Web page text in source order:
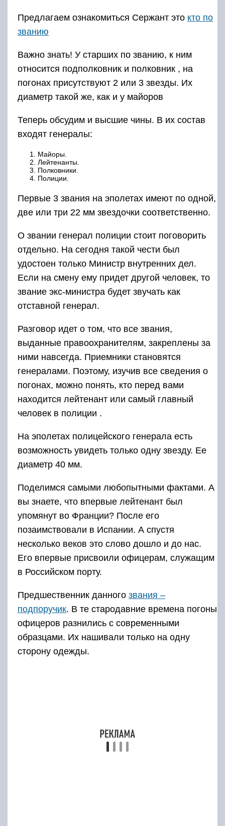
Предлагаем ознакомиться Сержант это кто по
званию
Важно знать! У старших по званию, к ним
относится подполковник и полковник , на
погонах присутствуют 2 или 3 звезды. Их
диаметр такой же, как и у майоров
Теперь обсудим и высшие чины. В их состав
входят генералы:
Майоры.
Лейтенанты.
Полковники.
Полиции.
Первые 3 звания на эполетах имеют по одной,
две или три 22 мм звездочки соответственно.
О звании генерал полиции стоит поговорить
отдельно. На сегодня такой чести был
удостоен только Министр внутренних дел.
Если на смену ему придет другой человек, то
звание экс-министра будет звучать как
отставной генерал.
Разговор идет о том, что все звания,
выданные правоохранителям, закреплены за
ними навсегда. Приемники становятся
генералами. Поэтому, изучив все сведения о
погонах, можно понять, кто перед вами
находится лейтенант или самый главный
человек в полиции .
На эполетах полицейского генерала есть
возможность увидеть только одну звезду. Ее
диаметр 40 мм.
Поделимся самыми любопытными фактами. А
вы знаете, что впервые лейтенант был
упомянут во Франции? После его
позаимствовали в Испании. А спустя
несколько веков это слово дошло и до нас.
Его впервые присвоили офицерам, служащим
в Российском порту.
Предшественник данного звания –
подпоручик. В те стародавние времена погоны
офицеров разнились с современными
образцами. Их нашивали только на одну
сторону одежды.
военный всегда перевозил разные вещи,
необходимые ему на службе.